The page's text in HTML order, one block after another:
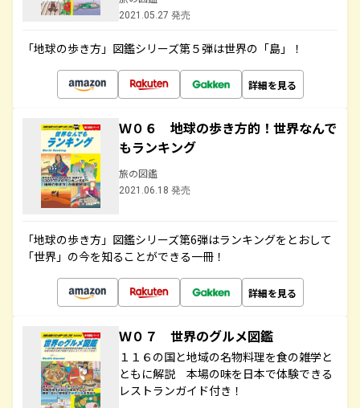
2021.05.27 発売
「地球の歩き方」図鑑シリーズ第５弾は世界の「島」！
詳細を見る
Ｗ０６ 地球の歩き方的！世界なんで
もランキング
旅の図鑑
2021.06.18 発売
「地球の歩き方」図鑑シリーズ第6弾はランキングをとおして
「世界」の今を知ることができる一冊！
詳細を見る
Ｗ０７ 世界のグルメ図鑑
１１６の国と地域の名物料理を食の雑学と
ともに解説 本場の味を日本で体験できる
レストランガイド付き！